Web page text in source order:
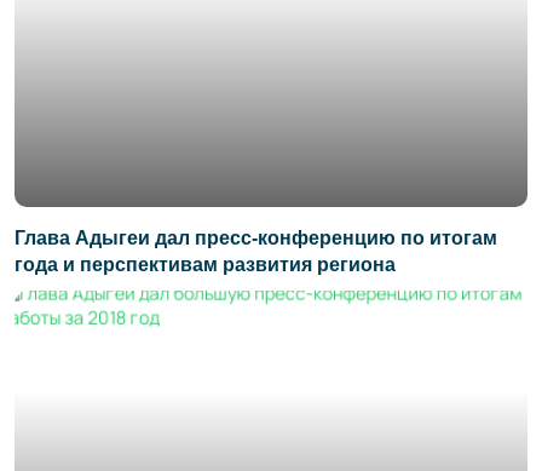
Глава Адыгеи дал пресс-конференцию по итогам
года и перспективам развития региона